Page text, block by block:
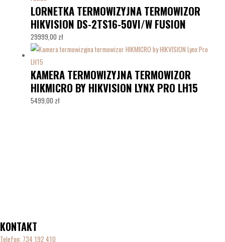
LORNETKA TERMOWIZYJNA TERMOWIZOR
HIKVISION DS-2TS16-50VI/W FUSION
29999,00 zł
KAMERA TERMOWIZYJNA TERMOWIZOR
HIKMICRO BY HIKVISION LYNX PRO LH15
5499,00 zł
KONTAKT
Telefon: 734 192 410